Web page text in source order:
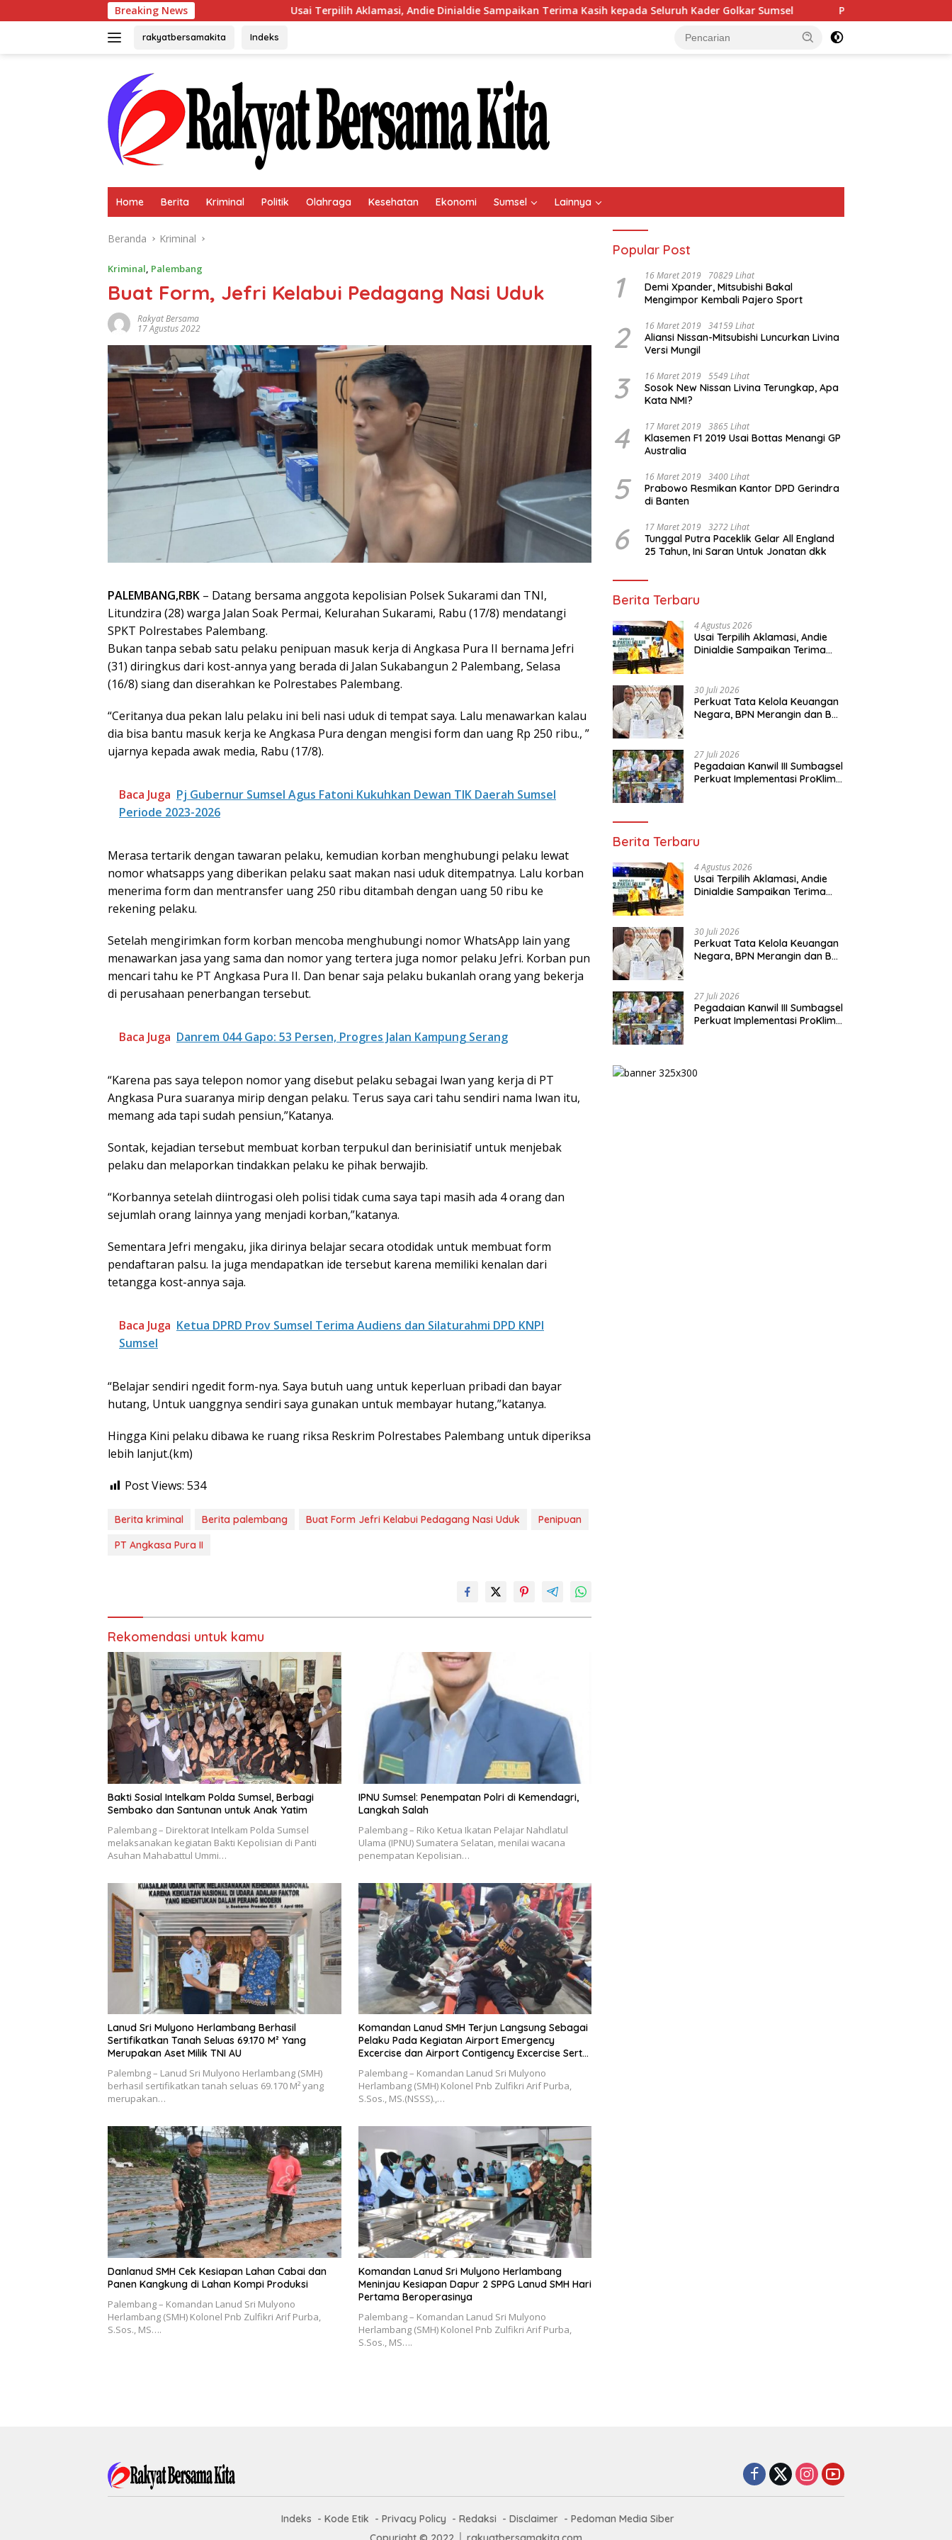
ke
Breaking News Usai Terpilih Aklamasi, Andie Dinialdie Sampaikan Terima Kasih kepada Seluruh Kader Golkar Sumsel Perkuat Tata Kelola Keuangan Negara,
rakyatbersamakita Indeks
Home Berita Kriminal Politik Olahraga Kesehatan Ekonomi Sumsel Lainnya
Beranda Kriminal
Kriminal, Palembang
Buat Form, Jefri Kelabui Pedagang Nasi Uduk
Rakyat Bersama
17 Agustus 2022
PALEMBANG,RBK – Datang bersama anggota kepolisian Polsek Sukarami dan TNI,
Litundzira (28) warga Jalan Soak Permai, Kelurahan Sukarami, Rabu (17/8) mendatangi
SPKT Polrestabes Palembang.
Bukan tanpa sebab satu pelaku penipuan masuk kerja di Angkasa Pura II bernama Jefri
(31) diringkus dari kost-annya yang berada di Jalan Sukabangun 2 Palembang, Selasa
(16/8) siang dan diserahkan ke Polrestabes Palembang.
“Ceritanya dua pekan lalu pelaku ini beli nasi uduk di tempat saya. Lalu menawarkan kalau
dia bisa bantu masuk kerja ke Angkasa Pura dengan mengisi form dan uang Rp 250 ribu., ”
ujarnya kepada awak media, Rabu (17/8).
Baca Juga Pj Gubernur Sumsel Agus Fatoni Kukuhkan Dewan TIK Daerah Sumsel
Periode 2023-2026
Merasa tertarik dengan tawaran pelaku, kemudian korban menghubungi pelaku lewat
nomor whatsapps yang diberikan pelaku saat makan nasi uduk ditempatnya. Lalu korban
menerima form dan mentransfer uang 250 ribu ditambah dengan uang 50 ribu ke
rekening pelaku.
Setelah mengirimkan form korban mencoba menghubungi nomor WhatsApp lain yang
menawarkan jasa yang sama dan nomor yang tertera juga nomor pelaku Jefri. Korban pun
mencari tahu ke PT Angkasa Pura II. Dan benar saja pelaku bukanlah orang yang bekerja
di perusahaan penerbangan tersebut.
Baca Juga Danrem 044 Gapo: 53 Persen, Progres Jalan Kampung Serang
“Karena pas saya telepon nomor yang disebut pelaku sebagai Iwan yang kerja di PT
Angkasa Pura suaranya mirip dengan pelaku. Terus saya cari tahu sendiri nama Iwan itu,
memang ada tapi sudah pensiun,”Katanya.
Sontak, kejadian tersebut membuat korban terpukul dan berinisiatif untuk menjebak
pelaku dan melaporkan tindakkan pelaku ke pihak berwajib.
“Korbannya setelah diintrogasi oleh polisi tidak cuma saya tapi masih ada 4 orang dan
sejumlah orang lainnya yang menjadi korban,”katanya.
Sementara Jefri mengaku, jika dirinya belajar secara otodidak untuk membuat form
pendaftaran palsu. Ia juga mendapatkan ide tersebut karena memiliki kenalan dari
tetangga kost-annya saja.
Baca Juga Ketua DPRD Prov Sumsel Terima Audiens dan Silaturahmi DPD KNPI
Sumsel
“Belajar sendiri ngedit form-nya. Saya butuh uang untuk keperluan pribadi dan bayar
hutang, Untuk uanggnya sendiri saya gunakan untuk membayar hutang,”katanya.
Hingga Kini pelaku dibawa ke ruang riksa Reskrim Polrestabes Palembang untuk diperiksa
lebih lanjut.(km)
Post Views: 534
Berita kriminal Berita palembang Buat Form Jefri Kelabui Pedagang Nasi Uduk
Penipuan
PT Angkasa Pura II
Rekomendasi untuk kamu
Bakti Sosial Intelkam Polda Sumsel, Berbagi
Sembako dan Santunan untuk Anak Yatim
Palembang – Direktorat Intelkam Polda Sumsel
melaksanakan kegiatan Bakti Kepolisian di Panti
Asuhan Mahabattul Ummi…
IPNU Sumsel: Penempatan Polri di Kemendagri,
Langkah Salah
Palembang – Riko Ketua Ikatan Pelajar Nahdlatul
Ulama (IPNU) Sumatera Selatan, menilai wacana
penempatan Kepolisian…
Lanud Sri Mulyono Herlambang Berhasil
Sertifikatkan Tanah Seluas 69.170 M² Yang
Merupakan Aset Milik TNI AU
Palembng – Lanud Sri Mulyono Herlambang (SMH)
berhasil sertifikatkan tanah seluas 69.170 M² yang
merupakan…
Komandan Lanud SMH Terjun Langsung Sebagai
Pelaku Pada Kegiatan Airport Emergency
Excercise dan Airport Contigency Excercise Serta
Palembang – Komandan Lanud Sri Mulyono
Herlambang (SMH) Kolonel Pnb Zulfikri Arif Purba,
S.Sos., MS.(NSSS).,…
Danlanud SMH Cek Kesiapan Lahan Cabai dan
Panen Kangkung di Lahan Kompi Produksi
Palembang – Komandan Lanud Sri Mulyono
Herlambang (SMH) Kolonel Pnb Zulfikri Arif Purba,
S.Sos., MS….
Komandan Lanud Sri Mulyono Herlambang
Meninjau Kesiapan Dapur 2 SPPG Lanud SMH Hari
Pertama Beroperasinya
Palembang – Komandan Lanud Sri Mulyono
Herlambang (SMH) Kolonel Pnb Zulfikri Arif Purba,
S.Sos., MS….
Popular Post
1 16 Maret 2019 70829 Lihat
Demi Xpander, Mitsubishi Bakal
Mengimpor Kembali Pajero Sport
2 16 Maret 2019 34159 Lihat
Aliansi Nissan-Mitsubishi Luncurkan Livina
Versi Mungil
3 16 Maret 2019 5549 Lihat
Sosok New Nissan Livina Terungkap, Apa
Kata NMI?
4 17 Maret 2019 3865 Lihat
Klasemen F1 2019 Usai Bottas Menangi GP
Australia
5 16 Maret 2019 3400 Lihat
Prabowo Resmikan Kantor DPD Gerindra
di Banten
6 17 Maret 2019 3272 Lihat
Tunggal Putra Paceklik Gelar All England
25 Tahun, Ini Saran Untuk Jonatan dkk
Berita Terbaru
4 Agustus 2026
Usai Terpilih Aklamasi, Andie
Dinialdie Sampaikan Terima
30 Juli 2026
Perkuat Tata Kelola Keuangan
Negara, BPN Merangin dan BRI
27 Juli 2026
Pegadaian Kanwil III Sumbagsel
Perkuat Implementasi ProKlim
Berita Terbaru
4 Agustus 2026
Usai Terpilih Aklamasi, Andie
Dinialdie Sampaikan Terima
30 Juli 2026
Perkuat Tata Kelola Keuangan
Negara, BPN Merangin dan BRI
27 Juli 2026
Pegadaian Kanwil III Sumbagsel
Perkuat Implementasi ProKlim
Indeks Kode Etik Privacy Policy Redaksi Disclaimer
Pedoman Media Siber